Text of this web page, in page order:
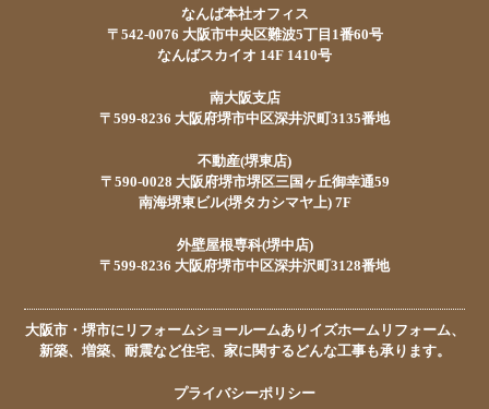
なんば本社オフィス
〒542-0076 大阪市中央区難波5丁目1番60号
なんばスカイオ 14F 1410号
南大阪支店
〒599-8236 大阪府堺市中区深井沢町3135番地
不動産(堺東店)
〒590-0028 大阪府堺市堺区三国ヶ丘御幸通59
南海堺東ビル(堺タカシマヤ上) 7F
外壁屋根専科(堺中店)
〒599-8236 大阪府堺市中区深井沢町3128番地
大阪市・堺市にリフォームショールームありイズホームリフォーム、
新築、増築、耐震など住宅、家に関するどんな工事も承ります。
プライバシーポリシー